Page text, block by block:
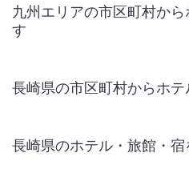
九州エリアの市区町村か
す
長崎県の市区町村からホ
長崎県のホテル・旅館・宿